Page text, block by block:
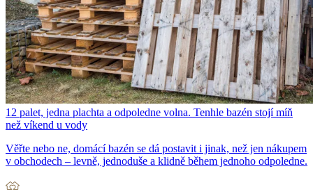
12 palet, jedna plachta a odpoledne volna. Tenhle bazén stojí míň
než víkend u vody
Věřte nebo ne, domácí bazén se dá postavit i jinak, než jen nákupem
v obchodech – levně, jednoduše a klidně během jednoho odpoledne.